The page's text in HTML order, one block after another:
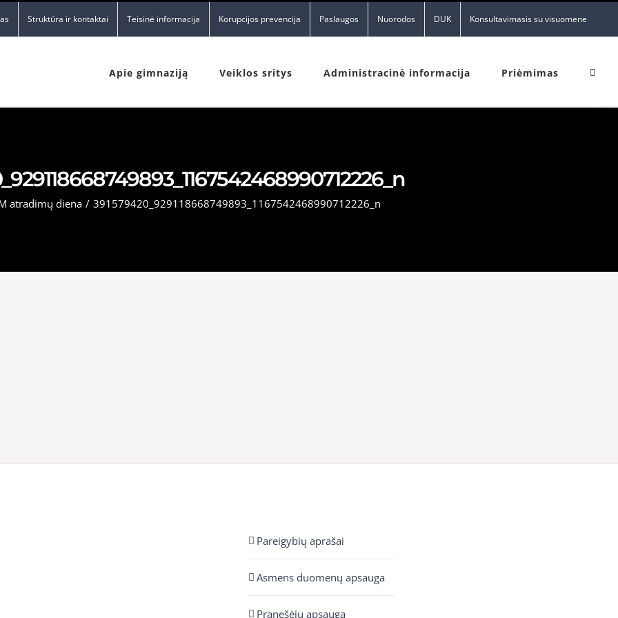
Struktūra ir kontaktai Teisinė informacija Korupcijos prevencija Paslaugos Nuorodos DUK Konsultavimasis su visuomene
Apie gimnaziją Veiklos sritys Administracinė informacija Priėmimas
atradimų diena / 391579420_929118668749893_1167542468990712226_n
Pareigybių aprašai
Asmens duomenų apsauga
Pranešėjų apsauga